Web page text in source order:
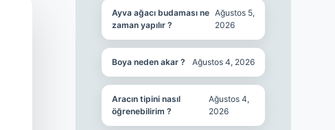
Ayva ağacı budaması ne
zaman yapılır ?
Ağustos 5,
2026
Boya neden akar ? Ağustos 4, 2026
Aracın tipini nasıl
öğrenebilirim ?
Ağustos 4,
2026